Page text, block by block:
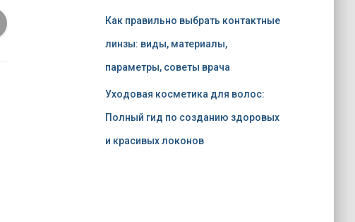
Как правильно выбрать контактные
линзы: виды, материалы,
параметры, советы врача
Уходовая косметика для волос:
Полный гид по созданию здоровых
и красивых локонов